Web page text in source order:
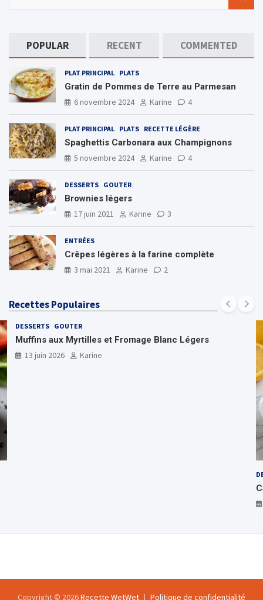
POPULAR RECENT COMMENTED
PLAT PRINCIPAL PLATS
Gratin de Pommes de Terre au Parmesan
6 novembre 2024
Karine 4
PLAT PRINCIPAL PLATS RECETTE LÉGÈRE
Spaghettis Carbonara aux Champignons
5 novembre 2024
Karine 4
DESSERTS GOUTER
Brownies légers
17 juin 2021
Karine 3
ENTRÉES
Crêpes légères à la farine complète
3 mai 2021
Karine 2
Recettes Populaires
DESSERTS GOUTER
Muffins aux Myrtilles et Fromage Blanc Légers
13 juin 2026
Karine
Copyright © 2026Recette WetWet Politique de confidentialité